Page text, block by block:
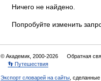
Ничего не найдено.
Попробуйте изменить
© Академик, 2000-2026 Обратная
👣 Путешествия
Экспорт словарей на сайты ,